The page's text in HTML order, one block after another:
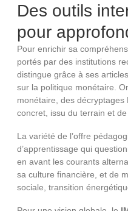
Des outils
pour
Pour enrichir sa
portés par des institutions
distingue grâce à ses
sur la politique monétaire.
monétaire, des
concret, issu du terrain et de
La variété de l’offre
d’apprentissage qui
en avant les courants
sa culture financière, et de
sociale, transition